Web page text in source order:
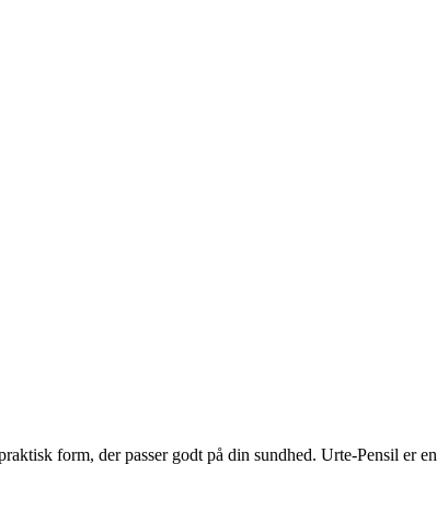
form, der passer godt på din sundhed. Urte-Pensil er en